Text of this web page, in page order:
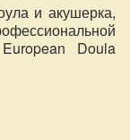
и акушерка,
Doula